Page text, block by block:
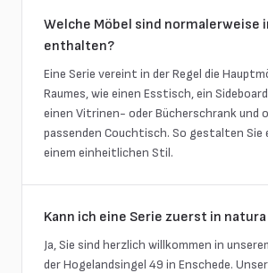
Welche Möbel sind normalerweise
enthalten?
Eine Serie vereint in der Regel die
Raumes, wie einen Esstisch, ein
einen Vitrinen- oder Bücherschrank und
passenden Couchtisch. So gestalten Sie
einem einheitlichen Stil.
Kann ich eine Serie zuerst in
Ja, Sie sind herzlich willkommen in
der Hogelandsingel 49 in Enschede.